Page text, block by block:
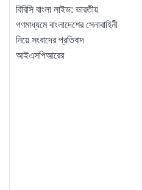
বিবিসি বাংলা লাইভ: ভারতীয়
গণমাধ্যমে বাংলাদেশের সেনাবাহিনী
নিয়ে সংবাদের প্রতিবাদ
আইএসপিআরের